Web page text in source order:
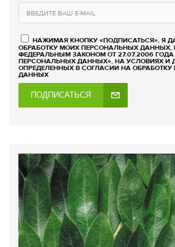
НАЖИМАЯ КНОПКУ «ПОДПИСАТЬСЯ», Я
ОБРАБОТКУ МОИХ ПЕРСОНАЛЬНЫХ ДАННЫХ,
ФЕДЕРАЛЬНЫМ ЗАКОНОМ ОТ 27.07.2006
ПЕРСОНАЛЬНЫХ ДАННЫХ», НА УСЛОВИЯХ И
ОПРЕДЕЛЕННЫХ В СОГЛАСИИ НА
ДАННЫХ
ПОДПИСАТЬСЯ